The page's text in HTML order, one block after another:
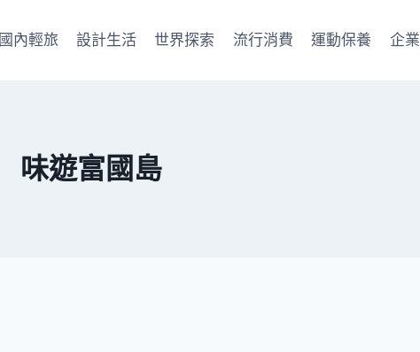
國內輕旅 設計生活 世界探索 流行消費 運動保養 企
味遊富國島